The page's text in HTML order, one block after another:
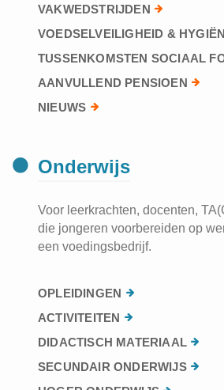
VAKWEDSTRIJDEN
VOEDSELVEILIGHEID &
TUSSENKOMSTEN SOCIAAL
AANVULLEND PENSIOEN
NIEUWS
Onderwijs
Voor leerkrachten, docenten,
die jongeren voorbereiden op
een voedingsbedrijf.
OPLEIDINGEN
ACTIVITEITEN
DIDACTISCH MATERIAAL
SECUNDAIR ONDERWIJS